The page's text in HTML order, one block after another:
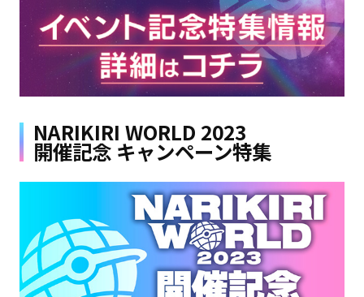
NARIKIRI WORLD 2023
開催記念 キャンペーン特集